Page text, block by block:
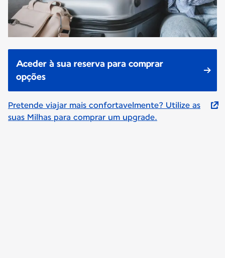
Aceder à sua reserva para comprar
opções
Pretende viajar mais confortavelmente? Utilize as
suas Milhas para comprar um upgrade.